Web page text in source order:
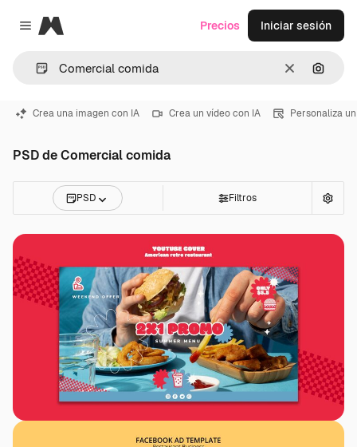
Close menu
Magnific
Borrar
Precios Iniciar sesión
Crea una imagen con IA Crea un vídeo con IA Personaliza
PSD de Comercial comida
PSD Filtros